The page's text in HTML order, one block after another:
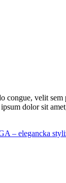
congue, velit
dolor sit